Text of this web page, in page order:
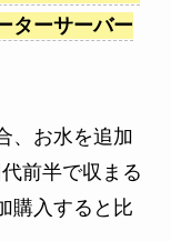
ターサーバー
、お水を追加
前半で収まる
購入すると比